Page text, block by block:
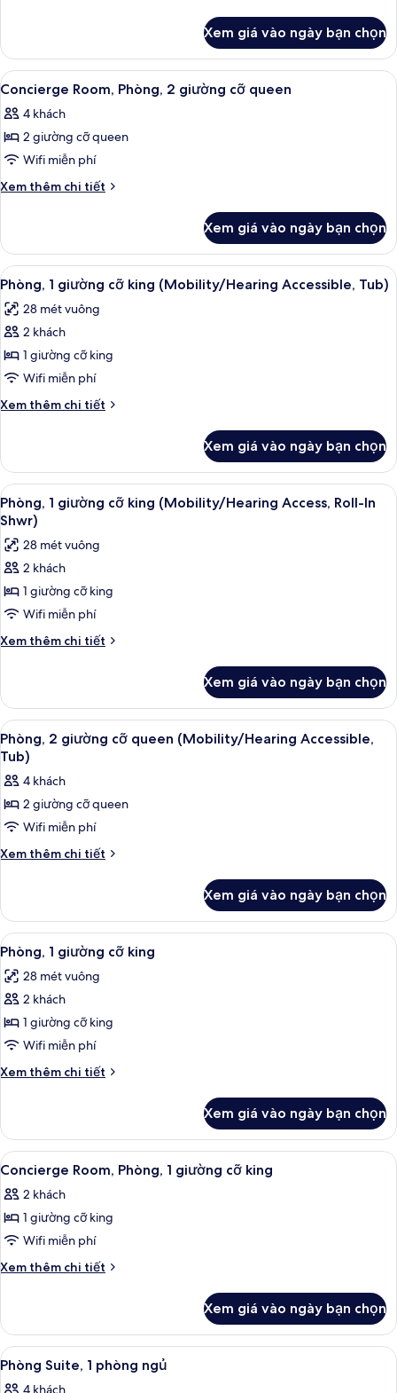
queen
Phòng,
giường
queen
Xem giá vào ngày bạn chọn
Xem
tất
cả
ảnh
Concierge
Room,
giường
cỡ
queen
Két bảo mật tại phòng, bàn, màn/
8
Concierge Room, Phòng, 2 giường cỡ queen
4 khách
2 giường cỡ queen
Wifi miễn phí
Xem thêm chi tiết
Chi
Concierge
Room,
Phòng,
giường
cỡ
Xem giá vào ngày bạn chọn
Xem
tất
cả
ảnh
Phòng,
1
giường
cỡ
(Mobility/Hearing
Accessible,
Tub)
Két bảo mật tại phòng, bàn, màn/
6
Phòng, 1 giường cỡ king (Mobility/Hearing Accessible, Tub)
28 mét vuông
2 khách
1 giường cỡ king
Wifi miễn phí
Xem thêm chi tiết
Chi
Phòng,
giường
cỡ
(Mobility/Hearing
Accessible,
Xem giá vào ngày bạn chọn
Xem
tất
cả
ảnh
Phòng,
1
giường
cỡ
Access,
Roll-
In
Shwr)
Két bảo mật tại phòng, bàn, màn/
6
Phòng, 1 giường cỡ king (Mobility/Hearing Access, Roll-In
Shwr)
28 mét vuông
2 khách
1 giường cỡ king
Wifi miễn phí
Xem thêm chi tiết
Chi
Phòng,
giường
cỡ
(Mobility/Hearing
Access,
In
Shwr)
Xem giá vào ngày bạn chọn
Xem
tất
cả
ảnh
Phòng,
2
giường
(Mobility/Hearing
Accessible,
Tub)
Két bảo mật tại phòng, bàn, màn/
6
Phòng, 2 giường cỡ queen (Mobility/Hearing Accessible,
Tub)
4 khách
2 giường cỡ queen
Wifi miễn phí
Xem thêm chi tiết
Chi
Phòng,
giường
queen
(Mobility/Hearing
Tub)
Xem giá vào ngày bạn chọn
Xem
tất
cả
ảnh
Phòng,
1
giường
cỡ
Két bảo mật tại phòng, bàn, màn/
7
Phòng, 1 giường cỡ king
28 mét vuông
2 khách
1 giường cỡ king
Wifi miễn phí
Xem thêm chi tiết
Chi
Phòng,
giường
king
Xem giá vào ngày bạn chọn
Xem
tất
cả
ảnh
Concierge
Room,
giường
cỡ
king
Két bảo mật tại phòng, bàn, màn/
7
Concierge Room, Phòng, 1 giường cỡ king
2 khách
1 giường cỡ king
Wifi miễn phí
Xem thêm chi tiết
Chi
Concierge
Room,
Phòng,
Xem giá vào ngày bạn chọn
Xem
tất
Phòng Suite, 1 phòng ngủ | Phòng
8
Phòng Suite, 1 phòng ngủ
4 khách